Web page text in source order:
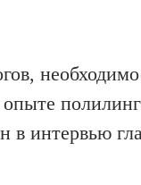
в интервью